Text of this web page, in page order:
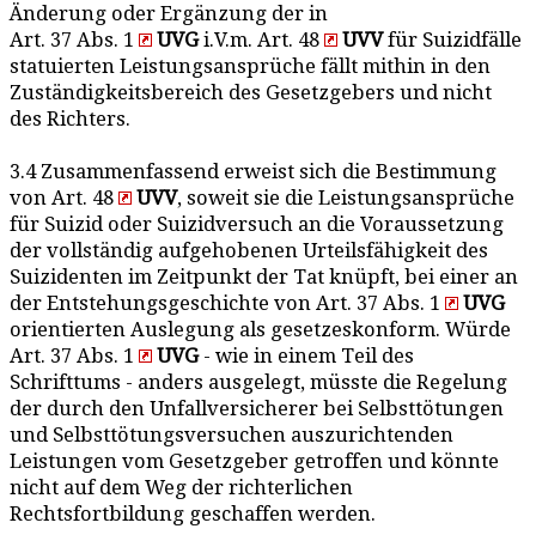
Änderung oder Ergänzung der in
Art. 37 Abs. 1
UVGi.V.m. Art. 48 UVVfür Suizidfälle
statuierten Leistungsansprüche fällt mithin in den
Zuständigkeitsbereich des Gesetzgebers und nicht
des Richters.
3.4 Zusammenfassend erweist sich die Bestimmung
von Art. 48
UVV, soweit sie die Leistungsansprüche
für Suizid oder Suizidversuch an die Voraussetzung
der vollständig aufgehobenen Urteilsfähigkeit des
Suizidenten im Zeitpunkt der Tat knüpft, bei einer an
der Entstehungsgeschichte von Art. 37 Abs. 1
UVG
orientierten Auslegung als gesetzeskonform. Würde
Art. 37 Abs. 1
UVG- wie in einem Teil des
Schrifttums - anders ausgelegt, müsste die Regelung
der durch den Unfallversicherer bei Selbsttötungen
und Selbsttötungsversuchen auszurichtenden
Leistungen vom Gesetzgeber getroffen und könnte
nicht auf dem Weg der richterlichen
Rechtsfortbildung geschaffen werden.